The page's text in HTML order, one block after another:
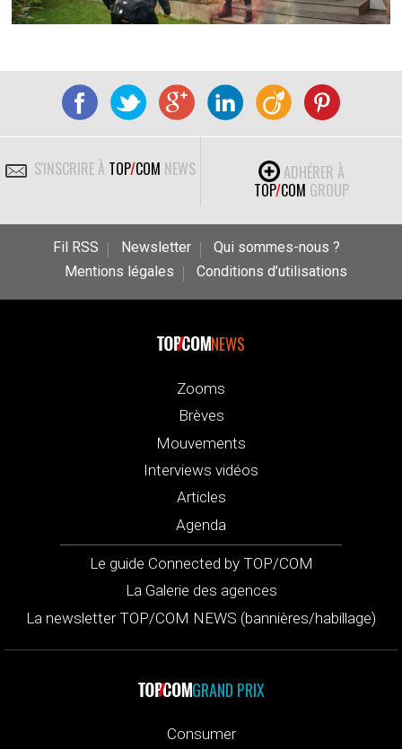
S'INSCRIRE À TOP/COM NEWS
ADHÉRER À
TOP/COM GROUP
Fil RSS Newsletter
Qui sommes-nous ?
Mentions légales
Conditions d’utilisations
NEWS
Zooms
Brèves
Mouvements
Interviews vidéos
Articles
Agenda
Le guide Connected by TOP/COM
La Galerie des agences
La newsletter TOP/COM NEWS (bannières/habillage)
GRAND PRIX
Consumer